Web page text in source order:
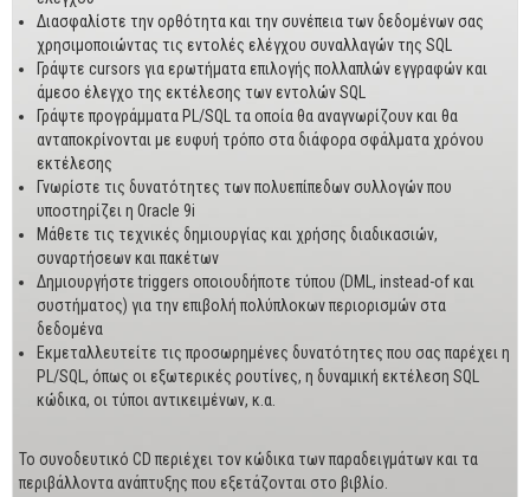
Γεωπονικά
Προσφορές
Διασφαλίστε την ορθότητα και την συνέπεια των δεδομένων σας
χρησιμοποιώντας τις εντολές ελέγχου συναλλαγών της SQL
Γράψτε cursors για ερωτήματα επιλογής πολλαπλών εγγραφών και
άμεσο έλεγχο της εκτέλεσης των εντολών SQL
Γράψτε προγράμματα PL/SQL τα οποία θα αναγνωρίζουν και θα
ανταποκρίνονται με ευφυή τρόπο στα διάφορα σφάλματα χρόνου
εκτέλεσης
Γνωρίστε τις δυνατότητες των πολυεπίπεδων συλλογών που
υποστηρίζει η Oracle 9i
Μάθετε τις τεχνικές δημιουργίας και χρήσης διαδικασιών,
συναρτήσεων και πακέτων
Δημιουργήστε triggers οποιουδήποτε τύπου (DML, instead-of και
συστήματος) για την επιβολή πολύπλοκων περιορισμών στα
δεδομένα
Εκμεταλλευτείτε τις προσωρημένες δυνατότητες που σας παρέχει η
PL/SQL, όπως οι εξωτερικές ρουτίνες, η δυναμική εκτέλεση SQL
κώδικα, οι τύποι αντικειμένων, κ.α.
Το συνοδευτικό CD περιέχει τον κώδικα των παραδειγμάτων και τα
περιβάλλοντα ανάπτυξης που εξετάζονται στο βιβλίο.